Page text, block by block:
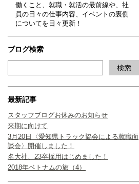
働くこと、就職・就活の最前線や、社
員の日々の仕事内容、イベントの裏側
についてを日々更新！
ブログ検索
最新記事
スタッフブログお休みのお知らせ
来期に向けて
3月20日〈愛知県トラック協会による就職面
談会〉開催しました！
名大社、23卒採用はじめました！
2018年ベトナムの旅（4）